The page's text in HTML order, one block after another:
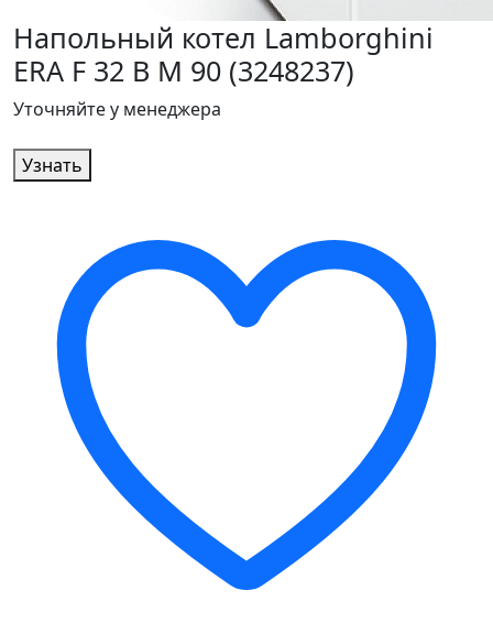
Напольный котел Lamborghini
ERA F 32 B M 90 (3248237)
Уточняйте у менеджера
Узнать